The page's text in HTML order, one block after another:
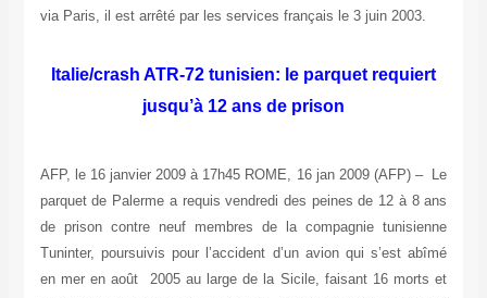
via Paris, il est arrêté par les services français le 3 juin 2003.
Italie/crash ATR-72 tunisien: le parquet requiert
jusqu’à 12 ans de prison
AFP, le 16 janvier 2009 à 17h45 ROME, 16 jan 2009 (AFP) – Le
parquet de Palerme a requis vendredi des peines de 12 à 8 ans
de prison contre neuf membres de la compagnie tunisienne
Tuninter, poursuivis pour l’accident d’un avion qui s’est abîmé
en mer en août 2005 au large de la Sicile, faisant 16 morts et